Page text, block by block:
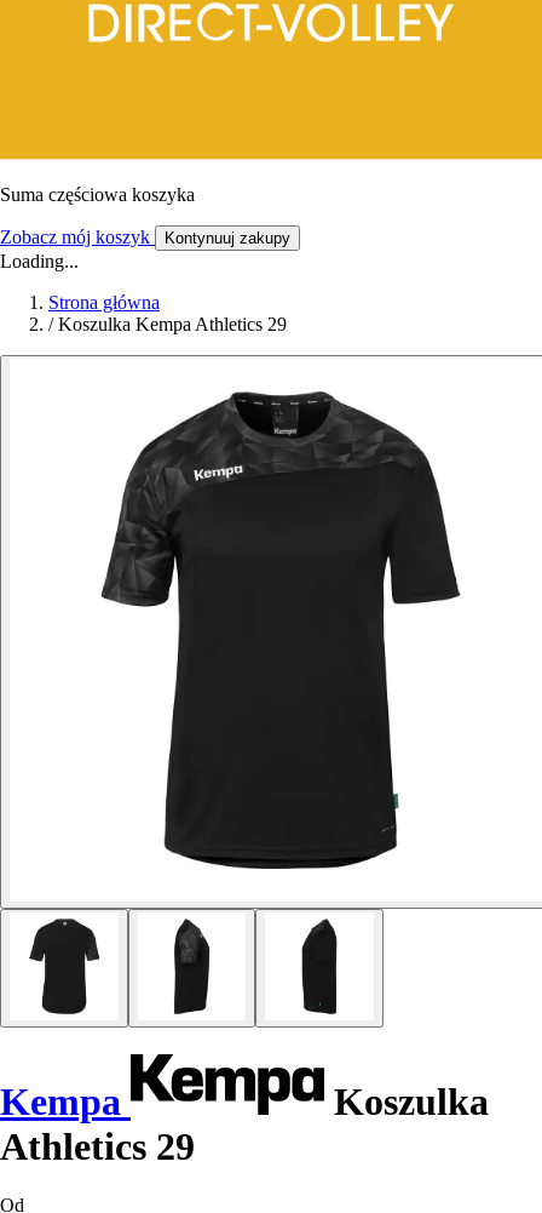
Suma częściowa koszyka
Zobacz mój koszyk Kontynuuj zakupy
Loading...
Strona główna
/ Koszulka Kempa Athletics 29
Kempa
Koszulka
Athletics 29
Od